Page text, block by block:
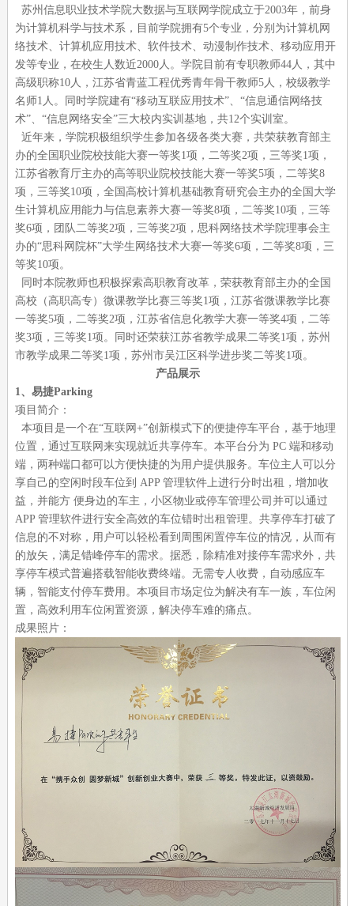
苏州信息职业技术学院大数据与互联网学院成立于2003年，前身
为计算机科学与技术系，目前学院拥有5个专业，分别为计算机网
络技术、计算机应用技术、软件技术、动漫制作技术、移动应用开
发等专业，在校生人数近2000人。学院目前有专职教师44人，其中
高级职称10人，江苏省青蓝工程优秀青年骨干教师5人，校级教学
名师1人。同时学院建有“移动互联应用技术”、“信息通信网络技
术”、“信息网络安全”三大校内实训基地，共12个实训室。
近年来，学院积极组织学生参加各级各类大赛，共荣获教育部主
办的全国职业院校技能大赛一等奖1项，二等奖2项，三等奖1项，
江苏省教育厅主办的高等职业院校技能大赛一等奖5项，二等奖8
项，三等奖10项，全国高校计算机基础教育研究会主办的全国大学
生计算机应用能力与信息素养大赛一等奖8项，二等奖10项，三等
奖6项，团队二等奖2项，三等奖2项，思科网络技术学院理事会主
办的“思科网院杯”大学生网络技术大赛一等奖6项，二等奖8项，三
等奖10项。
同时本院教师也积极探索高职教育改革，荣获教育部主办的全国
高校（高职高专）微课教学比赛三等奖1项，江苏省微课教学比赛
一等奖5项，二等奖2项，江苏省信息化教学大赛一等奖4项，二等
奖3项，三等奖1项。同时还荣获江苏省教学成果二等奖1项，苏州
市教学成果二等奖1项，苏州市吴江区科学进步奖二等奖1项。
产品展示
1、易捷Parking
项目简介 ：
本项目是一个在“互联网 +”创新模式下的便捷停车平台，基于地理
位置，通过互联网来实现就近共享停车。本平台分为 PC 端和移动
端，两种端口都可以方便快捷的为用户提供服务。车位主人可以分
享自己的空闲时段车位到 APP 管理软件上进行分时出租，增加收
益，并能方 便身边的车主，小区物业或停车管理公司并可以通过
APP 管理软件进行安全高效的车位错时出租管理。共享停车打破了
信息的不对称，用户可以轻松看到周围闲置停车位的情况，从而有
的放矢，满足错峰停车的需求。据悉，除精准对接停车需求外，共
享停车模式普遍搭载智能收费终端。无需专人收费，自动感应车
辆，智能支付停车费用。本项目市场定位为解决有车一族，车位闲
置，高效利用车位闲置资源，解决停车难的痛点。
成果照片：